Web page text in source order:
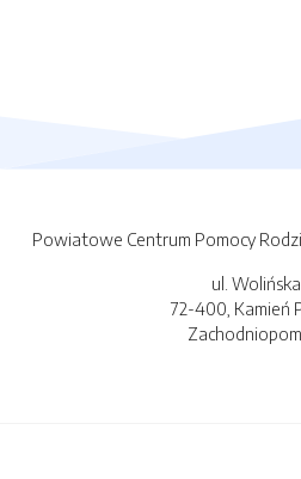
Powiatowe Centrum Pomocy
ul.
72-400, Kamień